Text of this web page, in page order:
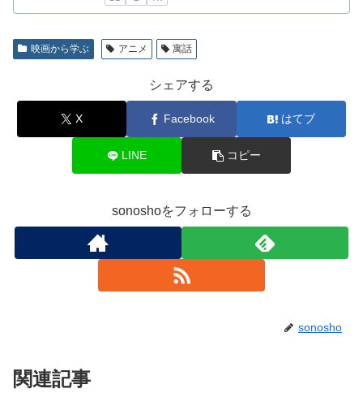
映画から学ぶ アニメ 寓話
シェアする
X Facebook はてブ
LINE コピー
sonoshoをフォローする
sonosho
関連記事